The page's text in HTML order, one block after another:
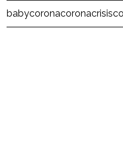
babycoronacoronacrisis